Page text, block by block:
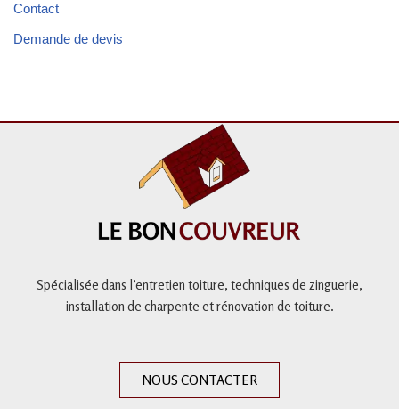
Contact
Demande de devis
Spécialisée dans l’entretien toiture, techniques de zinguerie,
installation de charpente etrénovation de toiture.
NOUS CONTACTER